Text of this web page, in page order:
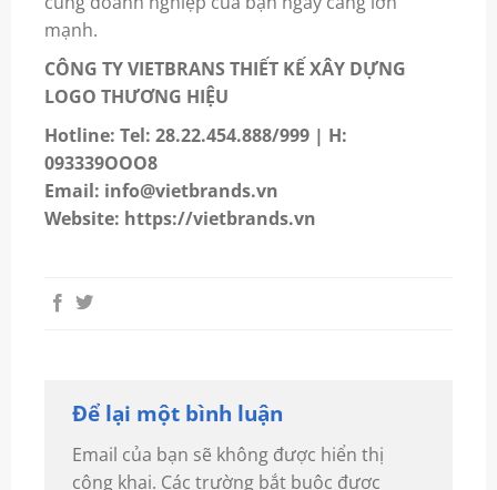
mạnh.
CÔNG TY VIETBRANS THIẾT KẾ XÂY DỰNG
LOGO THƯƠNG HIỆU
Hotline: Tel: 28.22.454.888/999 | H:
093339OOO8
Email: info@vietbrands.vn
Website: https://vietbrands.vn
Để lại một bình luận
Email của bạn sẽ không được hiển thị
công khai. Các trường bắt buộc được